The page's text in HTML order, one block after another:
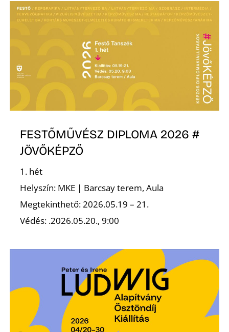
FESTŐMŰVÉSZ DIPLOMA 2026 #
JÖVŐKÉPZŐ
1. hét
Helyszín: MKE | Barcsay terem, Aula
Megtekinthető: 2026.05.19 – 21.
Védés: .2026.05.20., 9:00